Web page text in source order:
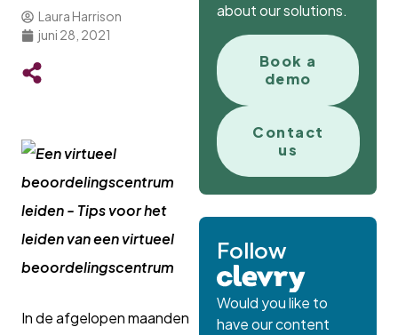
Laura Harrison
juni 28, 2021
In de afgelopen maanden
about our solutions.
Book a
demo
Contact
us
Follow
Would you like to
have our content